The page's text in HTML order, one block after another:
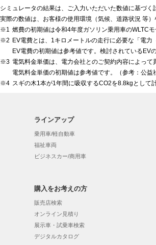
シミュレータの結果は、ご入力いただいた数値に基づく
実際の数値は、お客様の使用環境（気候、道路状況 等
燃費の初期値は令和4年度ガソリン乗用車のWLTC
EV電費とは、1キロメートルの走行に必要な「電力
EV電費の初期値は参考値です。検討されているEV
電気料金単価は、電力会社とのご契約内容によっ
電気料金単価の初期値は参考値です。（参考：公益
スギの木1本が1年間に吸収するCO2を8.8kgとして
ラインアップ
乗用車/軽自動車
福祉車両
ビジネスカー/商用車
購入をお考えの方
販売店検索
オンライン見積り
展示車・試乗車検索
デジタルカタログ